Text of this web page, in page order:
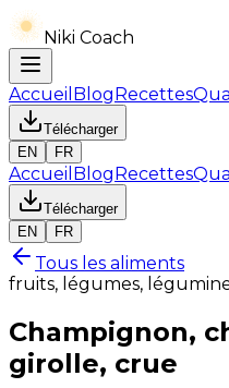
Niki Coach
Accueil BlogRecettes
Télécharger
EN
FR
Accueil BlogRecettes
Télécharger
EN
FR
Tous les aliments
fruits, légumes,
Champignon,
girolle, crue